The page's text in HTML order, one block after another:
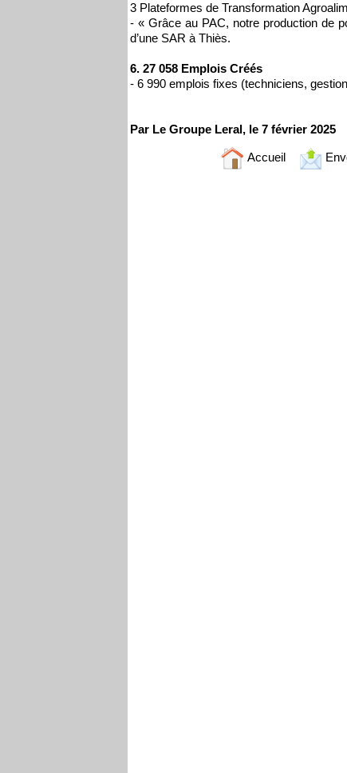
3 Plateformes de Transformation
- « Grâce au PAC, notre production de
d’une SAR à Thiès.
6. 27 058 Emplois Créés
- 6 990 emplois fixes (techniciens,
Par Le Groupe Leral, le 7 février 2025
Accueil